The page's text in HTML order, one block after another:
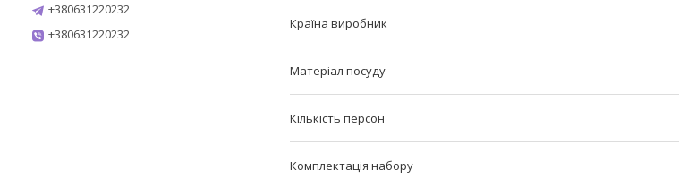
Країна виробник
Матеріал посуду
Кількість персон
Комплектація набору
+380631220232
+380631220232